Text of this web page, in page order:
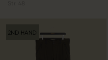
2ND HAND